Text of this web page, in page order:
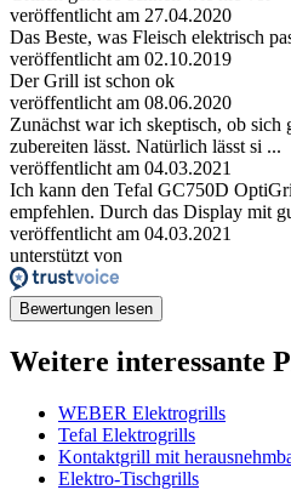
veröffentlicht am 27.04.2020
Das Beste, was Fleisch elektrisch
veröffentlicht am 02.10.2019
Der Grill ist schon ok
veröffentlicht am 08.06.2020
Zunächst war ich skeptisch, ob
zubereiten lässt. Natürlich lässt si ...
veröffentlicht am 04.03.2021
Ich kann den Tefal GC750D
empfehlen. Durch das Display mit
veröffentlicht am 04.03.2021
unterstützt von
Bewertungen lesen
Weitere interessante
WEBER Elektrogrills
Tefal Elektrogrills
Kontaktgrill mit
Elektro-Tischgrills